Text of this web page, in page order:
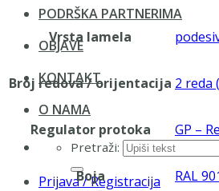
PODRŠKA PARTNERIMA
OBJAVE
KONTAKT
O NAMA
Pretraži:
Prijava / Registracija
Vrsta lamela
Broj redova / orijentacija 2 reda
Regulator protoka GP –
Boja RAL